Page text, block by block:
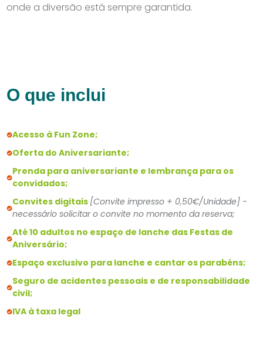
onde a diversão está sempre garantida.
O que inclui
Acesso à Fun Zone;
Oferta do Aniversariante;
Prenda para aniversariante e lembrança para os
convidados;
Convites digitais [Convite impresso + 0,50€/Unidade] -
necessário solicitar o convite no momento da reserva;
Até 10 adultos no espaço de lanche das Festas de
Aniversário;
Espaço exclusivo para lanche e cantar os parabéns;
Seguro de acidentes pessoais e de responsabilidade
civil;
IVA à taxa legal